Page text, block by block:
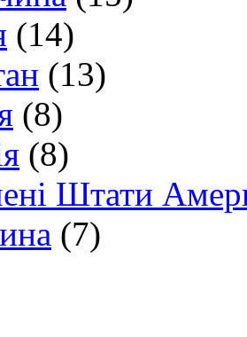
(14)
(13)
(8)
(8)
Штати
(7)